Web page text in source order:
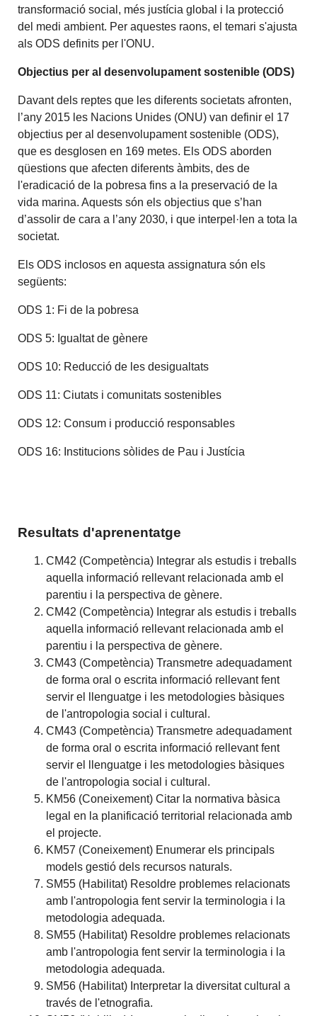
transformació social, més justícia global i la protecció
del medi ambient. Per aquestes raons, el temari s'ajusta
als ODS definits per l'ONU.
Objectius per al desenvolupament sostenible (ODS)
Davant dels reptes que les diferents societats afronten,
l’any 2015 les Nacions Unides (ONU) van definir el 17
objectius per al desenvolupament sostenible (ODS),
que es desglosen en 169 metes. Els ODS aborden
qüestions que afecten diferents àmbits, des de
l'eradicació de la pobresa fins a la preservació de la
vida marina. Aquests són els objectius que s’han
d’assolir de cara a l’any 2030, i que interpel·len a tota la
societat.
Els ODS inclosos en aquesta assignatura són els
següents:
ODS 1: Fi de la pobresa
ODS 5: Igualtat de gènere
ODS 10: Reducció de les desigualtats
ODS 11: Ciutats i comunitats sostenibles
ODS 12: Consum i producció responsables
ODS 16: Institucions sòlides de Pau i Justícia
Resultats d'aprenentatge
CM42 (Competència) Integrar als estudis i treballs
aquella informació rellevant relacionada amb el
parentiu i la perspectiva de gènere.
CM42 (Competència) Integrar als estudis i treballs
aquella informació rellevant relacionada amb el
parentiu i la perspectiva de gènere.
CM43 (Competència) Transmetre adequadament
de forma oral o escrita informació rellevant fent
servir el llenguatge i les metodologies bàsiques
de l'antropologia social i cultural.
CM43 (Competència) Transmetre adequadament
de forma oral o escrita informació rellevant fent
servir el llenguatge i les metodologies bàsiques
de l'antropologia social i cultural.
KM56 (Coneixement) Citar la normativa bàsica
legal en la planificació territorial relacionada amb
el projecte.
KM57 (Coneixement) Enumerar els principals
models gestió dels recursos naturals.
SM55 (Habilitat) Resoldre problemes relacionats
amb l'antropologia fent servir la terminologia i la
metodologia adequada.
SM55 (Habilitat) Resoldre problemes relacionats
amb l'antropologia fent servir la terminologia i la
metodologia adequada.
SM56 (Habilitat) Interpretar la diversitat cultural a
través de l'etnografia.